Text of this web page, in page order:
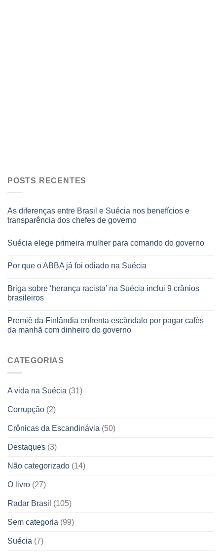
POSTS RECENTES
As diferenças entre Brasil e Suécia nos benefícios e
transparência dos chefes de governo
Suécia elege primeira mulher para comando do governo
Por que o ABBA já foi odiado na Suécia
Briga sobre ‘herança racista’ na Suécia inclui 9 crânios
brasileiros
Premiê da Finlândia enfrenta escândalo por pagar cafés
da manhã com dinheiro do governo
CATEGORIAS
A vida na Suécia (31)
Corrupção (2)
Crônicas da Escandinávia (50)
Destaques (3)
Não categorizado (14)
O livro (27)
Radar Brasil (105)
Sem categoria (99)
Suécia (7)